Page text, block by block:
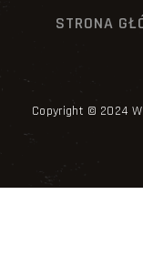
STRONA
Copyright © 2024